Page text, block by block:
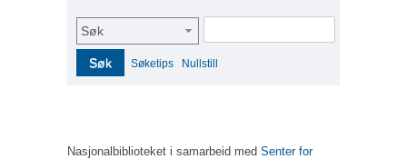
Søk
Søk Søketips Nullstill
Nasjonalbiblioteket i samarbeid med Senter for